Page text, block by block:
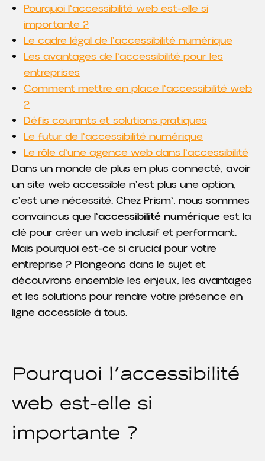
Pourquoi l'accessibilité web est-elle si
importante ?
Le cadre légal de l'accessibilité numérique
Les avantages de l'accessibilité pour les
entreprises
Comment mettre en place l'accessibilité web
?
Défis courants et solutions pratiques
Le futur de l'accessibilité numérique
Le rôle d'une agence web dans l'accessibilité
Dans un monde de plus en plus connecté, avoir
un site web accessible n'est plus une option,
c'est une nécessité. Chez Prism', nous sommes
convaincus que l'accessibilité numérique est la
clé pour créer un web inclusif et performant.
Mais pourquoi est-ce si crucial pour votre
entreprise ? Plongeons dans le sujet et
découvrons ensemble les enjeux, les avantages
et les solutions pour rendre votre présence en
ligne accessible à tous.
Pourquoi l'accessibilité
web est-elle si
importante ?